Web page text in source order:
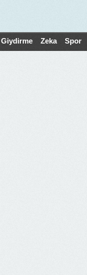
Giydirme Zeka Spor